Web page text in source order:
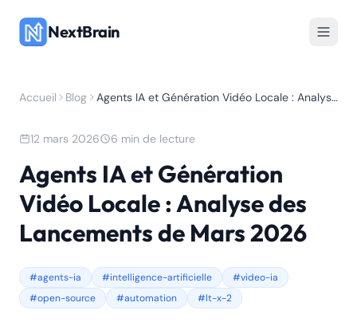
NextBrain
Accueil Blog Agents IA et Génération Vidéo Locale : Analyse des Lancements de Mars 2026
12 mars 2026 6 min de lecture
Agents IA et Génération
Vidéo Locale : Analyse des
Lancements de Mars 2026
#agents-ia #intelligence-artificielle
#video-ia
#open-source
#automation #lt-x-2